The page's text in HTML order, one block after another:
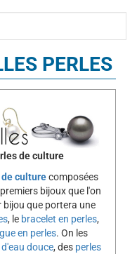
PERLES
de culture
culturecomposées
bijoux que l'on
bijou que portera une
, le bracelet en perles,
en perles. On les
douce, des perles